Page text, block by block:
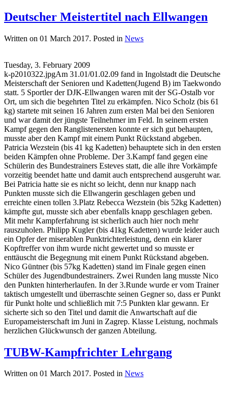
Deutscher Meistertitel nach Ellwangen
Written on 01 March 2017. Posted in News
Tuesday, 3. February 2009
k-p2010322.jpgAm 31.01/01.02.09 fand in Ingolstadt die Deutsche
Meisterschaft der Senioren und Kadetten(Jugend B) im Taekwondo
statt. 5 Sportler der DJK-Ellwangen waren mit der SG-Ostalb vor
Ort, um sich die begehrten Titel zu erkämpfen. Nico Scholz (bis 61
kg) startete mit seinen 16 Jahren zum ersten Mal bei den Senioren
und war damit der jüngste Teilnehmer im Feld. In seinem ersten
Kampf gegen den Ranglistenersten konnte er sich gut behaupten,
musste aber den Kampf mit einem Punkt Rückstand abgeben.
Patricia Wezstein (bis 41 kg Kadetten) behauptete sich in den ersten
beiden Kämpfen ohne Probleme. Der 3.Kampf fand gegen eine
Schülerin des Bundestrainers Esteves statt, die alle ihre Vorkämpfe
vorzeitig beendet hatte und damit auch entsprechend ausgeruht war.
Bei Patricia hatte sie es nicht so leicht, denn nur knapp nach
Punkten musste sich die Ellwangerin geschlagen geben und
erreichte einen tollen 3.Platz Rebecca Wezstein (bis 52kg Kadetten)
kämpfte gut, musste sich aber ebenfalls knapp geschlagen geben.
Mit mehr Kampferfahrung ist sicherlich auch hier noch mehr
rauszuholen. Philipp Kugler (bis 41kg Kadetten) wurde leider auch
ein Opfer der miserablen Punktrichterleistung, denn ein klarer
Kopftreffer von ihm wurde nicht gewertet und so musste er
enttäuscht die Begegnung mit einem Punkt Rückstand abgeben.
Nico Güntner (bis 57kg Kadetten) stand im Finale gegen einen
Schüler des Jugendbundestrainers. Zwei Runden lang musste Nico
den Punkten hinterherlaufen. In der 3.Runde wurde er vom Trainer
taktisch umgestellt und überraschte seinen Gegner so, dass er Punkt
für Punkt holte und schließlich mit 7:5 Punkten klar gewann. Er
sicherte sich so den Titel und damit die Anwartschaft auf die
Europameisterschaft im Juni in Zagrep. Klasse Leistung, nochmals
herzlichen Glückwunsch der ganzen Abteilung.
TUBW-Kampfrichter Lehrgang
Written on 01 March 2017. Posted in News